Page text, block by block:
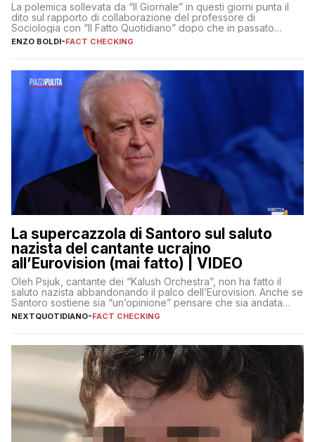
La polemica sollevata da “Il Giornale” in questi giorni punta il
dito sul rapporto di collaborazione del professore di
Sociologia con “Il Fatto Quotidiano” dopo che in passato
erano volati stracci
ENZO BOLDI-FACT CHECKING
La supercazzola di Santoro sul saluto
nazista del cantante ucraino
all’Eurovision (mai fatto) | VIDEO
Oleh Psjuk, cantante dei “Kalush Orchestra”, non ha fatto il
saluto nazista abbandonando il palco dell’Eurovision. Anche se
Santoro sostiene sia “un’opinione” pensare che sia andata
così
NEXTQUOTIDIANO-FACT CHECKING